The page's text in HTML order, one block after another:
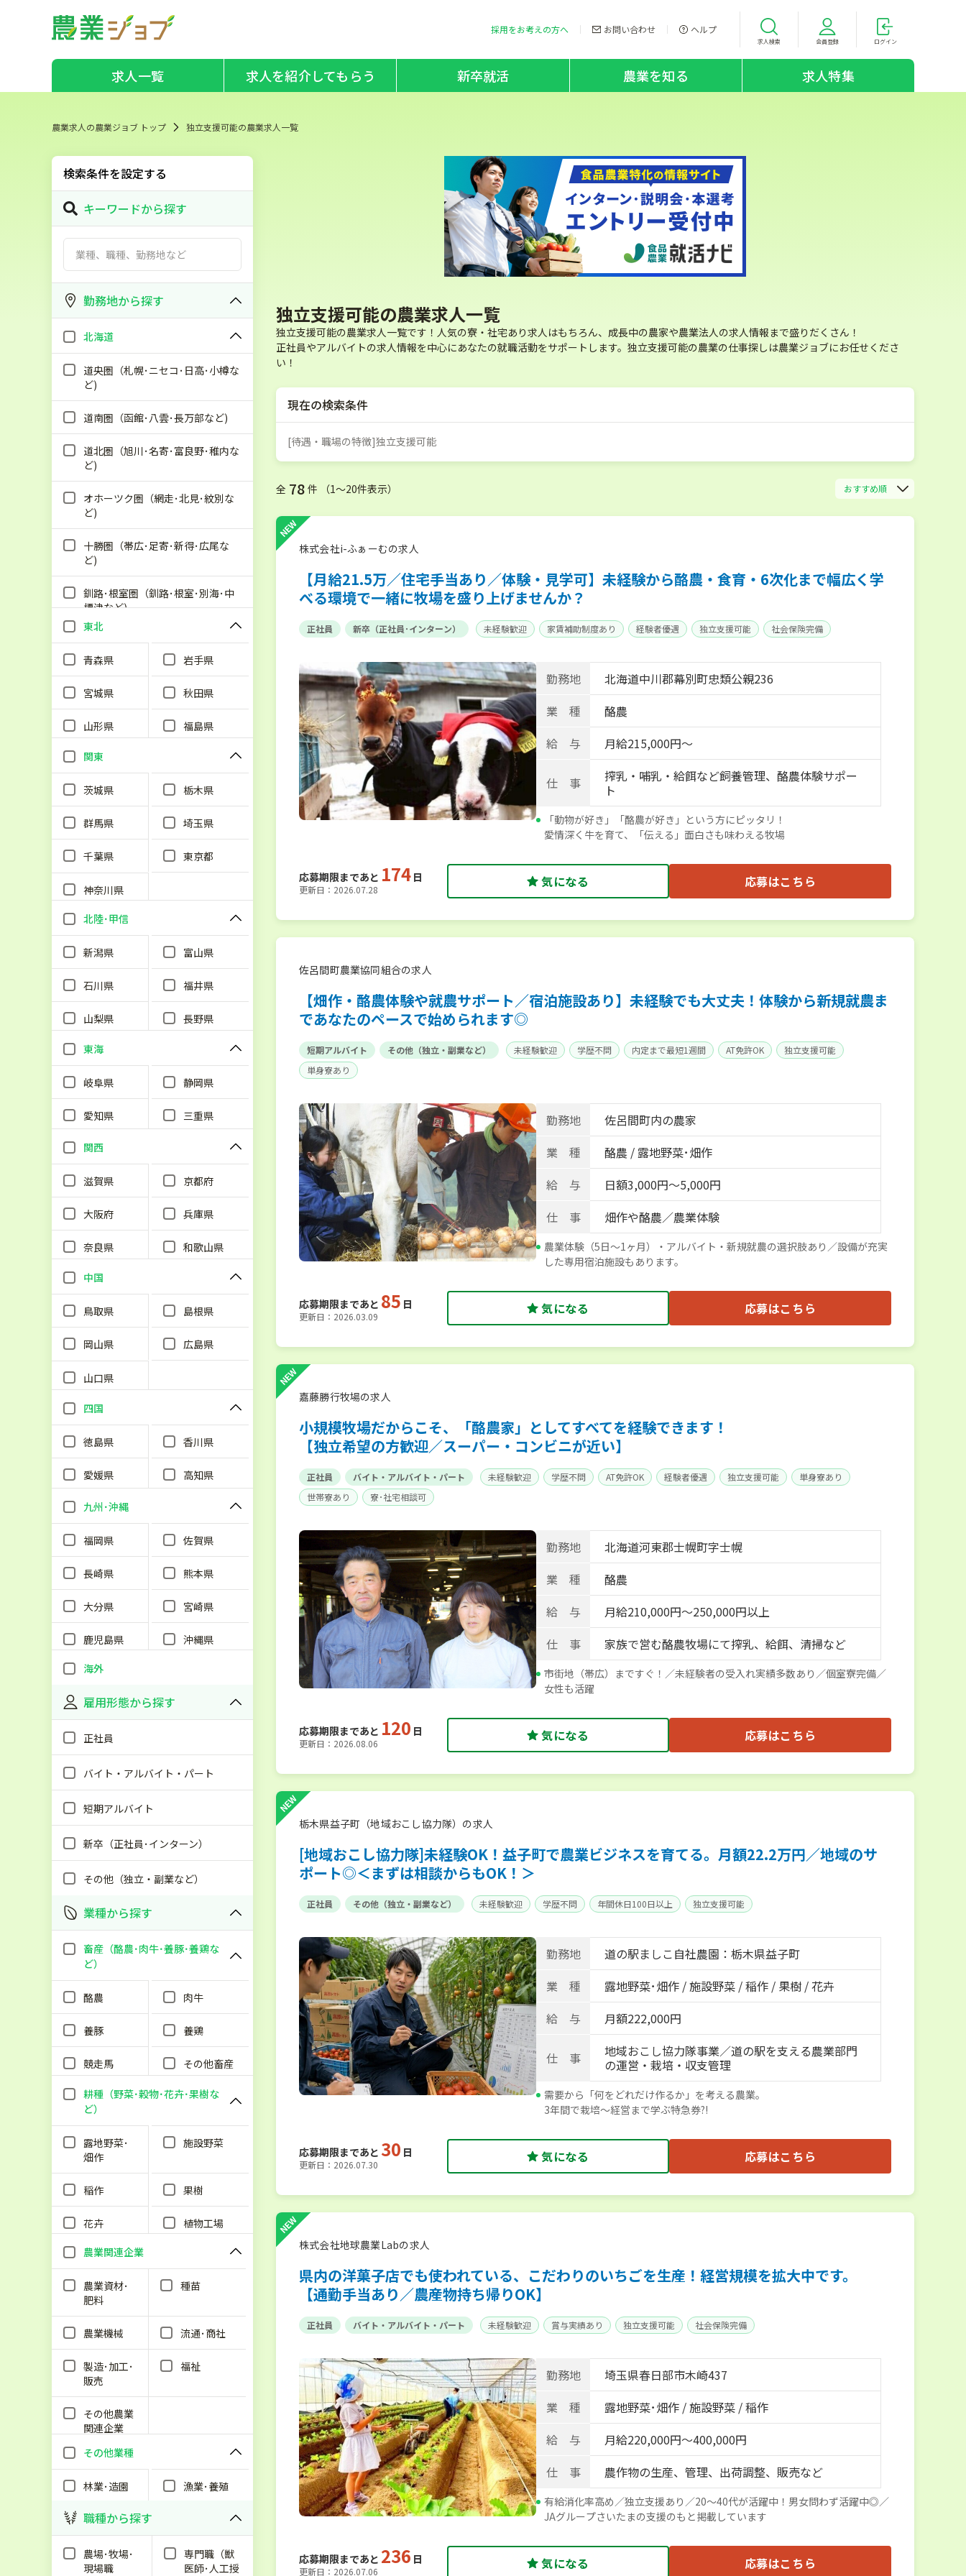
採用をお考えの方へ お問い合わせ ヘルプ
求人検索 会員登録 ログイン
求人一覧 求人を紹介してもらう 新卒就活 農業を知る 求人特集
農業求人の農業ジョブ トップ 独立支援可能の農業求人一覧
検索条件を設定する
キーワードから探す
勤務地から探す
北海道
道央圏（札幌･ニセコ･日高･小樽な
ど)
道南圏（函館･八雲･長万部など)
道北圏（旭川･名寄･富良野･稚内な
ど)
オホーツク圏（網走･北見･紋別な
ど)
十勝圏（帯広･足寄･新得･広尾な
ど)
釧路･根室圏（釧路･根室･別海･中
標津など)
東北
青森県 岩手県
宮城県 秋田県
山形県 福島県
関東
茨城県 栃木県
群馬県 埼玉県
千葉県 東京都
神奈川県
北陸･甲信
新潟県 富山県
石川県 福井県
山梨県 長野県
東海
岐阜県 静岡県
愛知県 三重県
関西
滋賀県 京都府
大阪府 兵庫県
奈良県 和歌山県
中国
鳥取県 島根県
岡山県 広島県
山口県
四国
徳島県 香川県
愛媛県 高知県
九州･沖縄
福岡県 佐賀県
長崎県 熊本県
大分県 宮崎県
鹿児島県
沖縄県
海外
雇用形態から探す
正社員
バイト・アルバイト・パート
短期アルバイト
新卒（正社員･インターン）
その他（独立・副業など）
業種から探す
畜産（酪農･肉牛･養豚･養鶏な
ど）
酪農 肉牛
養豚 養鶏
競走馬 その他畜産
耕種（野菜･穀物･花卉･果樹な
ど）
露地野菜･
畑作
施設野菜
稲作 果樹
花卉
植物工場
農業関連企業
農業資材･
肥料
種苗
農業機械 流通･商社
製造･加工･
販売
福祉
その他農業
関連企業
その他業種
林業･造園 漁業･養殖
職種から探す
農場･牧場･
現場職
専門職（獣
医師･人工授
独立支援可能の農業求人一覧
独立支援可能の農業求人一覧です！人気の寮・社宅あり求人はもちろん、成長中の農家や農業法人の求人情報まで盛りだくさん！
正社員やアルバイトの求人情報を中心にあなたの就職活動をサポートします。独立支援可能の農業の仕事探しは農業ジョブにお任せくださ
い！
現在の検索条件
[待遇・職場の特徴]独立支援可能
全 78 件 （1〜20件表示） おすすめ順
NEW
株式会社i-ふぁーむの求人
【月給21.5万／住宅手当あり／体験・見学可】未経験から酪農・食育・6次化まで幅広く学
べる環境で一緒に牧場を盛り上げませんか？
正社員 新卒（正社員･インターン） 未経験歓迎 家賃補助制度あり 経験者優遇 独立支援可能 社会保険完備
勤務地
北海道中川郡幕別町忠類公親236
業 種
酪農
給 与
月給215,000円～
仕 事
搾乳・哺乳・給餌など飼養管理、酪農体験サポー
ト
「動物が好き」「酪農が好き」という方にピッタリ！
愛情深く牛を育て、「伝える」面白さも味わえる牧場
応募期限まであと 174 日
更新日：2026.07.28 気になる 応募はこちら
佐呂間町農業協同組合の求人
【畑作・酪農体験や就農サポート／宿泊施設あり】未経験でも大丈夫！体験から新規就農ま
であなたのペースで始められます◎
短期アルバイト その他（独立・副業など） 未経験歓迎 学歴不問 内定まで最短1週間 AT免許OK
独立支援可能
単身寮あり
勤務地
佐呂間町内の農家
業 種
酪農 / 露地野菜･畑作
給 与
日額3,000円～5,000円
仕 事
畑作や酪農／農業体験
農業体験（5日～1ヶ月）・アルバイト・新規就農の選択肢あり／設備が充実
した専用宿泊施設もあります。
応募期限まであと 85 日
更新日：2026.03.09 気になる 応募はこちら
NEW
嘉藤勝行牧場の求人
小規模牧場だからこそ、「酪農家」としてすべてを経験できます！
【独立希望の方歓迎／スーパー・コンビニが近い】
正社員 バイト・アルバイト・パート 未経験歓迎 学歴不問 AT免許OK 経験者優遇 独立支援可能
単身寮あり
世帯寮あり
寮･社宅相談可
勤務地
北海道河東郡士幌町字士幌
業 種
酪農
給 与
月給210,000円～250,000円以上
仕 事
家族で営む酪農牧場にて搾乳、給餌、清掃など
市街地（帯広）まですぐ！／未経験者の受入れ実績多数あり／個室寮完備／
女性も活躍
応募期限まであと 120 日
更新日：2026.08.06 気になる 応募はこちら
NEW
栃木県益子町（地域おこし協力隊）の求人
[地域おこし協力隊]未経験OK！益子町で農業ビジネスを育てる。月額22.2万円／地域のサ
ポート◎＜まずは相談からもOK！＞
正社員 その他（独立・副業など） 未経験歓迎 学歴不問 年間休日100日以上 独立支援可能
勤務地
道の駅ましこ自社農園：栃木県益子町
業 種
露地野菜･畑作 / 施設野菜 / 稲作 / 果樹 / 花卉
給 与
月額222,000円
仕 事
地域おこし協力隊事業／道の駅を支える農業部門
の運営・栽培・収支管理
需要から「何をどれだけ作るか」を考える農業。
3年間で栽培～経営まで学ぶ特急券?!
応募期限まであと 30 日
更新日：2026.07.30 気になる 応募はこちら
NEW
株式会社地球農業Labの求人
県内の洋菓子店でも使われている、こだわりのいちごを生産！経営規模を拡大中です。
【通勤手当あり／農産物持ち帰りOK】
正社員 バイト・アルバイト・パート 未経験歓迎 賞与実績あり 独立支援可能 社会保険完備
勤務地
埼玉県春日部市木崎437
業 種
露地野菜･畑作 / 施設野菜 / 稲作
給 与
月給220,000円～400,000円
仕 事
農作物の生産、管理、出荷調整、販売など
有給消化率高め／独立支援あり／20～40代が活躍中！男女問わず活躍中◎／
JAグループさいたまの支援のもと掲載しています
応募期限まであと 236 日
更新日：2026.07.06 気になる 応募はこちら